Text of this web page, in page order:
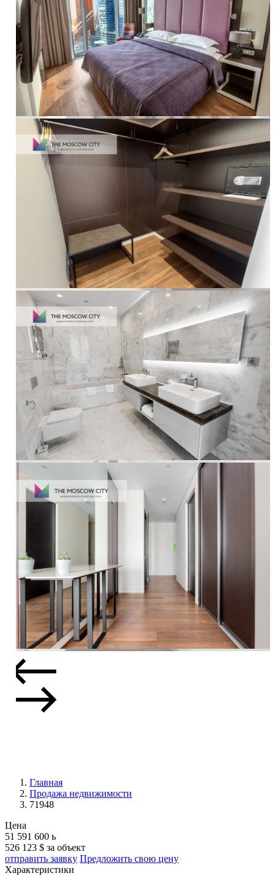
Главная
Продажа недвижимости
71948
Цена
51 591 600 ь
526 123 $ за объект
отправить заявку Предложить свою цену
Характеристики